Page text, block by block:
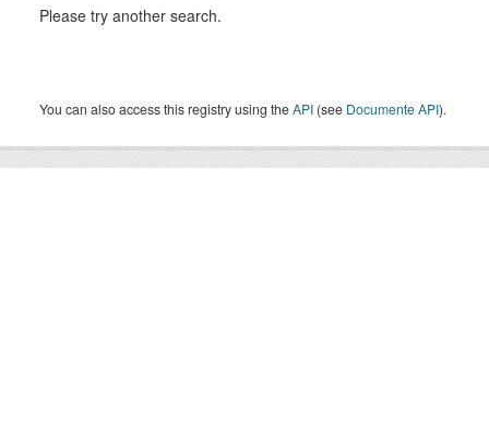
Please try another search.
You can also access this registry using theAPI (see Documente API).